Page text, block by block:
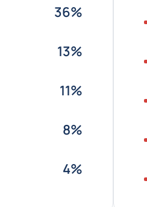
36%
13%
11%
8%
4%